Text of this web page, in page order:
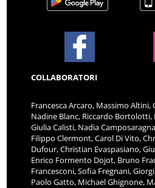
COLLABORATORI
Francesca Arcaro, Massimo Altini,
Nadine Blanc, Riccardo Bortolotti,
Giulia Calisti, Nadia
Filippo Clermont, Carol Di Vito,
Dufour, Christian Evaspasiano,
Enrico Formento Dojot, Bruno
Francesconi, Sofia Fregnani,
Paolo Gatto, Michael Ghignone,